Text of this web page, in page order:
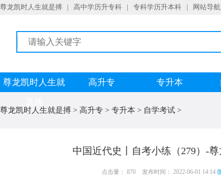
尊龙凯时人生就是搏 高中学历升专科 专科学历升本科 网站导航
尊龙凯时人生就
高升专 专升本
尊龙凯时人生就是搏 > 高升专 > 专升本 > 自学考试 >
中国近代史丨自考小练（279）-
点击量： 870 发布时间： 2022-06-01 14:14